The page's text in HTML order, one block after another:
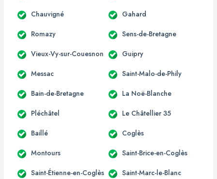
Chauvigné Gahard
Romazy Sens-de-Bretagne
Vieux-Vy-sur-Couesnon Guipry
Messac Saint-Malo-de-Phily
Bain-de-Bretagne La Noë-Blanche
Pléchâtel Le Châtellier 35
Baillé Coglès
Montours Saint-Brice-en-Coglès
Saint-Étienne-en-Coglès Saint-Marc-le-Blanc